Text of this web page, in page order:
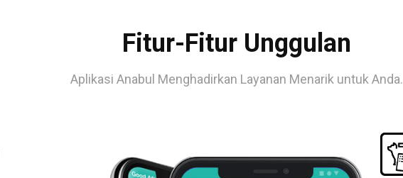
Fitur-Fitur Unggulan
Aplikasi Anabul Menghadirkan Layanan Menarik untuk Anda.